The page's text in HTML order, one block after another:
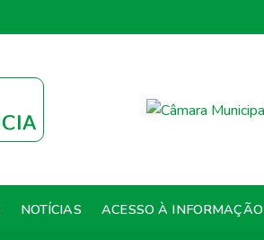
NOTÍCIAS ACESSO À INFORMAÇÃO